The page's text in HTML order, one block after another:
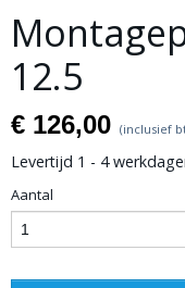
12.5
€ 126,00 (inclusief
Levertijd 1 - 4
Aantal